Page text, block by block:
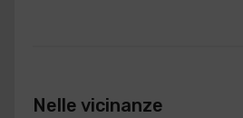
Nelle vicinanze